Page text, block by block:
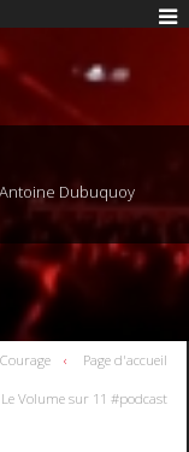
Dubuquoy
Page d'accueil
Volume sur 11 #podcast